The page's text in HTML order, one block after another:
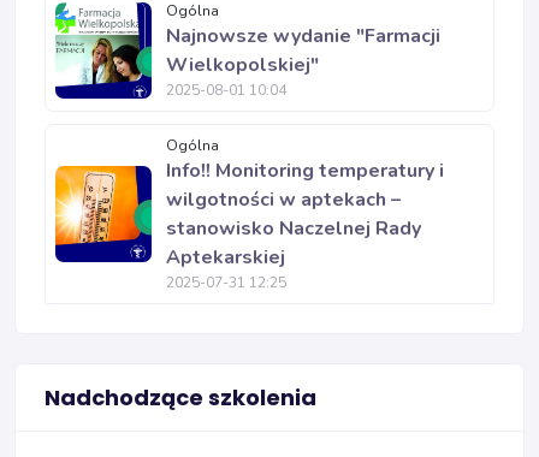
Ogólna
Najnowsze wydanie "Farmacji
Wielkopolskiej"
2025-08-01 10:04
Ogólna
Info!! Monitoring temperatury i
wilgotności w aptekach –
stanowisko Naczelnej Rady
Aptekarskiej
2025-07-31 12:25
Nadchodzące szkolenia